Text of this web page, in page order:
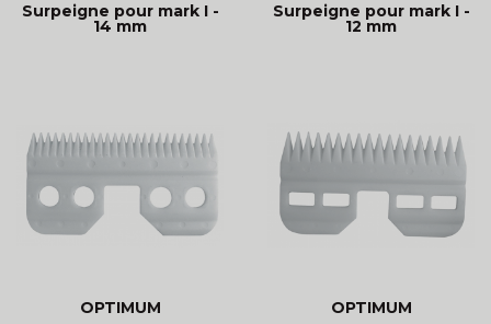
Surpeigne pour mark I -
14 mm
Surpeigne pour mark I -
12 mm
OPTIMUM
OPTIMUM